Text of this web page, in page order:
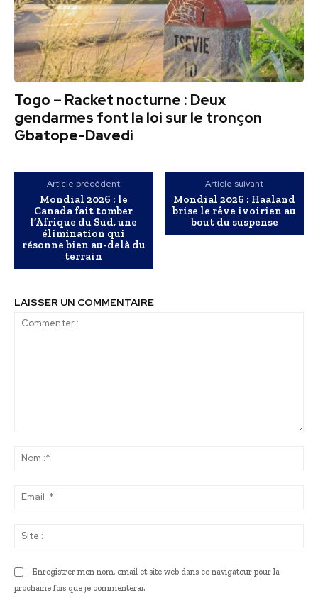
Togo – Racket nocturne : Deux
gendarmes font la loi sur le tronçon
Gbatope-Davedi
Article précédent
Mondial 2026 : le
Canada fait tomber
l’Afrique du Sud, une
élimination qui
résonne bien au-delà du
terrain
Article suivant
Mondial 2026 : Haaland
brise le rêve ivoirien au
bout du suspense
LAISSER UN COMMENTAIRE
Enregistrer mon nom, email et site web dans ce navigateur pour la
prochaine fois que je commenterai.